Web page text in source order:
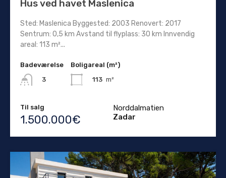
Hus ved havet Maslenica
Sted: Maslenica Byggested: 2003 Renovert: 2017
Sentrum: 0,5 km Avstand til flyplass: 30 km Innvendig
areal: 113 m²...
Badeværelse
3
Boligareal (m²)
113 m²
Til salg
1.500.000€
Norddalmatien
Zadar